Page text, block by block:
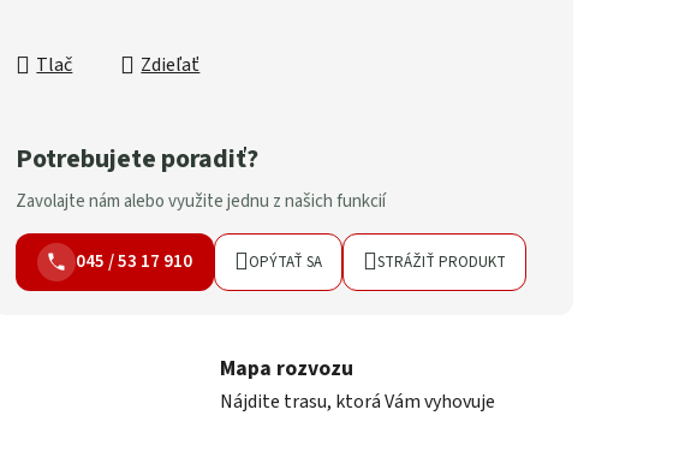
Tlač Zdieľať
Potrebujete poradiť?
Zavolajte nám alebo využite jednu z našich funkcií
045 / 53 17 910 OPÝTAŤ SA STRÁŽIŤ PRODUKT
Mapa rozvozu
Nájdite trasu, ktorá Vám vyhovuje